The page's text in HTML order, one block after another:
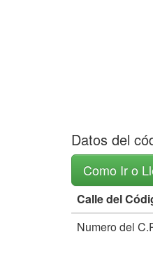
Datos del
Como Ir o
Calle del
Numero del